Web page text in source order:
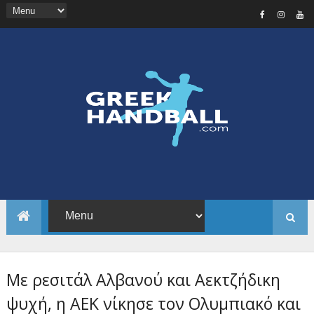
Με ρεσιτάλ Αλβανού και Αεκτζήδικη
ψυχή, η ΑΕΚ νίκησε τον Ολυμπιακό και